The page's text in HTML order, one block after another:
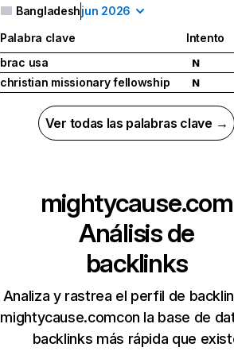
Bangladeshjun 2026
Palabra clave
Intento
brac usa
N
christian missionary fellowship N
Ver todas las palabras clave →
mightycause.com
Análisis de
backlinks
Analiza y rastrea el perfil de
mightycause.comcon la base de
backlinks más rápida que